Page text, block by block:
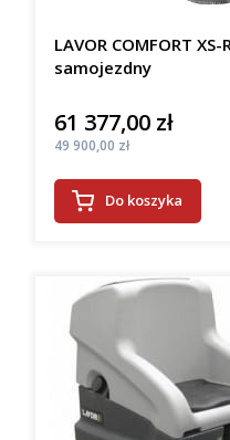
LAVOR COMFORT
samojezdny
Cena
61 377,00 zł
Cena
49 900,00 zł
Do koszyka